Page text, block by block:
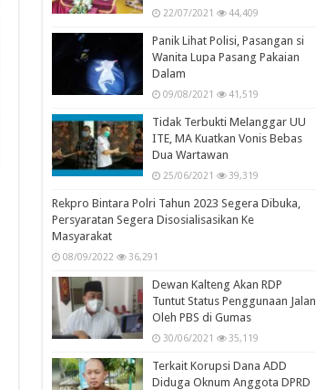
22/07/2021 44,409
Panik Lihat Polisi, Pasangan si
Wanita Lupa Pasang Pakaian
Dalam
09/08/2021 41,519
Tidak Terbukti Melanggar UU
ITE, MA Kuatkan Vonis Bebas
Dua Wartawan
25/06/2021 39,319
Rekpro Bintara Polri Tahun 2023 Segera Dibuka,
Persyaratan Segera Disosialisasikan Ke
Masyarakat
08/09/2022 36,291
Dewan Kalteng Akan RDP
Tuntut Status Penggunaan Jalan
Oleh PBS di Gumas
30/06/2021 35,119
Terkait Korupsi Dana ADD
Diduga Oknum Anggota DPRD